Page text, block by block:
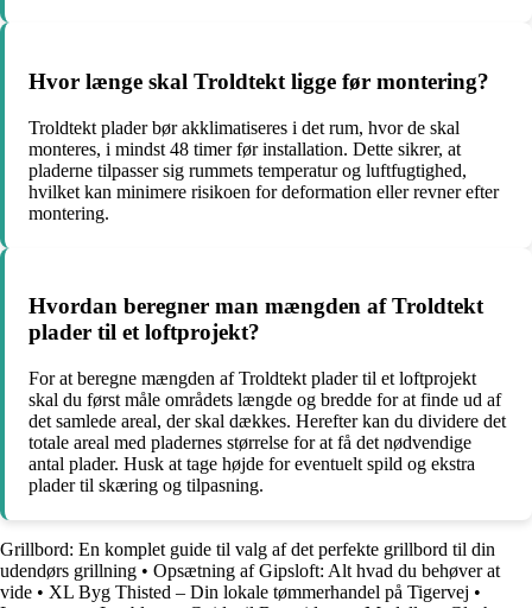
Hvor længe skal Troldtekt ligge før montering?
Troldtekt plader bør akklimatiseres i det rum, hvor de skal
monteres, i mindst 48 timer før installation. Dette sikrer, at
pladerne tilpasser sig rummets temperatur og luftfugtighed,
hvilket kan minimere risikoen for deformation eller revner efter
montering.
Hvordan beregner man mængden af Troldtekt
plader til et loftprojekt?
For at beregne mængden af Troldtekt plader til et loftprojekt
skal du først måle områdets længde og bredde for at finde ud af
det samlede areal, der skal dækkes. Herefter kan du dividere det
totale areal med pladernes størrelse for at få det nødvendige
antal plader. Husk at tage højde for eventuelt spild og ekstra
plader til skæring og tilpasning.
Grillbord: En komplet guide til valg af det perfekte grillbord til din
udendørs grillning • Opsætning af Gipsloft: Alt hvad du behøver at
vide • XL Byg Thisted – Din lokale tømmerhandel på Tigervej •